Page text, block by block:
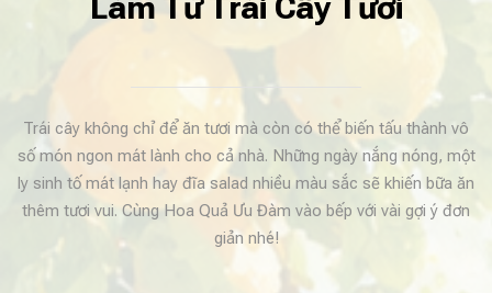
Trái cây không chỉ để ăn tươi mà còn có thể biến tấu thành vô
số món ngon mát lành cho cả nhà. Những ngày nắng nóng, một
ly sinh tố mát lạnh hay đĩa salad nhiều màu sắc sẽ khiến bữa ăn
thêm tươi vui. Cùng Hoa Quả Ưu Đàm vào bếp với vài gợi ý đơn
giản nhé!